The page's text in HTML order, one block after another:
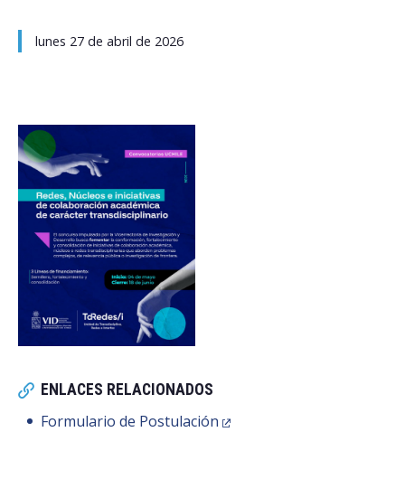
ENLACES RELACIONADOS
Formulario de Postulación
lunes 27 de abril de 2026